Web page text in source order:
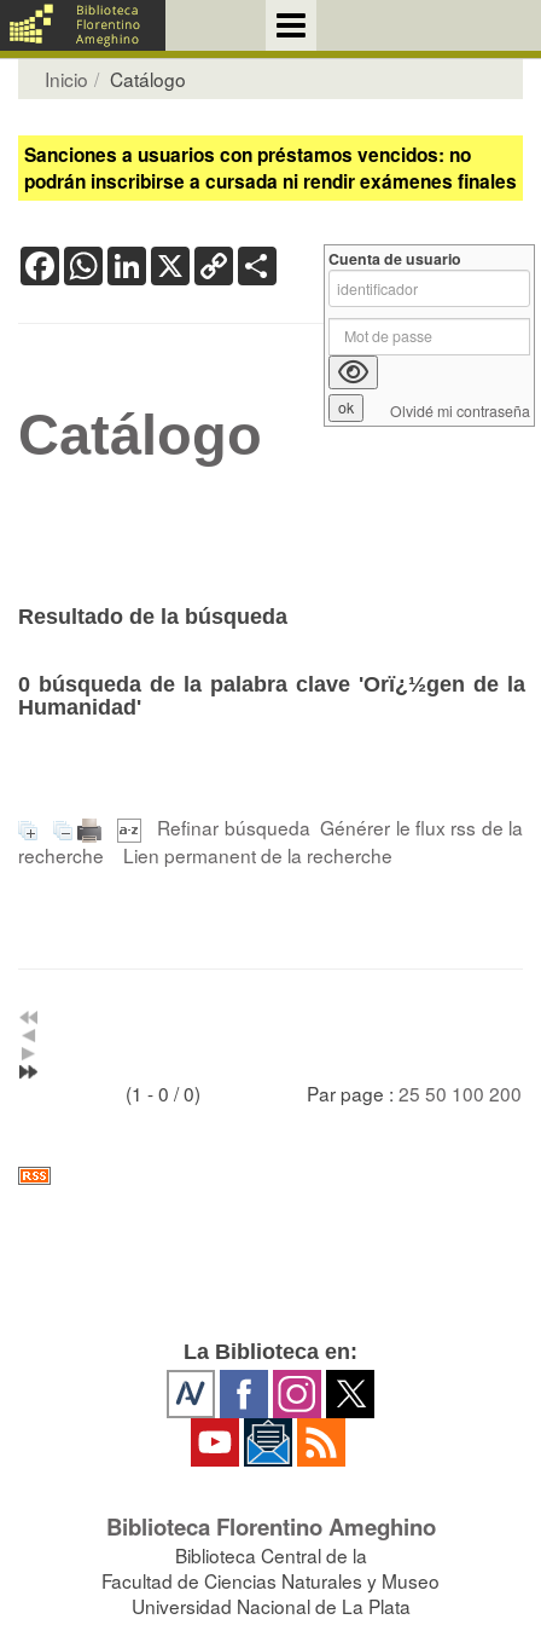
Inicio Catálogo
Sanciones a usuarios con préstamos vencidos: no
podrán inscribirse a cursada ni rendir exámenes finales
FacebookWhatsApp
LinkedIn
X Copy
Link
Catálogo
Resultado de la búsqueda
0 búsqueda de la palabra clave 'Orï¿½gen de la
Humanidad'
Refinar búsqueda Générer le flux rss de la
recherche
Lien permanent de la recherche
(1 - 0 / 0) Par page : 25 50 100 200
Cuenta de usuario
Olvidé mi contraseña
La Biblioteca en:
Biblioteca Florentino Ameghino
Biblioteca Central de la
Facultad de Ciencias Naturales y Museo
Universidad Nacional de La Plata